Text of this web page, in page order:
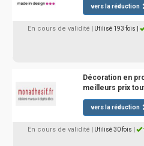
vers la réduction
En cours de validité | Utilisé 193 fois
Décoration en
meilleurs prix
vers la réduction
En cours de validité | Utilisé 30 fois